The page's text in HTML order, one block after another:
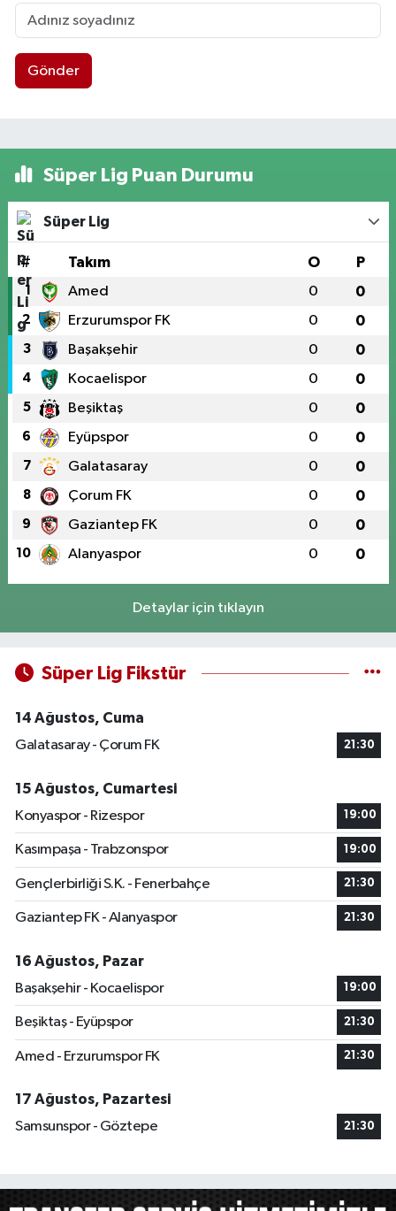
Gönder
Süper Lig Puan Durumu
Süper Lig
# Takım O P
1 Amed 0 0
2 Erzurumspor FK 0 0
3 Başakşehir 0 0
4 Kocaelispor 0 0
5 Beşiktaş 0 0
6 Eyüpspor 0 0
7 Galatasaray 0 0
8 Çorum FK 0 0
9 Gaziantep FK 0 0
10 Alanyaspor 0 0
Detaylar için tıklayın
Süper Lig Fikstür
14 Ağustos, Cuma
Galatasaray - Çorum FK
21:30
15 Ağustos, Cumartesi
Konyaspor - Rizespor
19:00
Kasımpaşa - Trabzonspor 19:00
Gençlerbirliği S.K. - Fenerbahçe 21:30
Gaziantep FK - Alanyaspor 21:30
16 Ağustos, Pazar
Başakşehir - Kocaelispor
19:00
Beşiktaş - Eyüpspor 21:30
Amed - Erzurumspor FK 21:30
17 Ağustos, Pazartesi
Samsunspor - Göztepe
21:30